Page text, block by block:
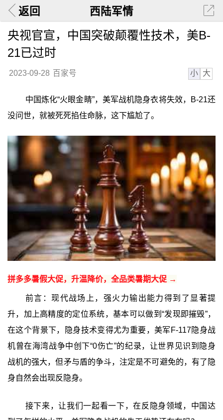
返回 西陆军情
央视官宣，中国突破颠覆性技术，美B-
21已过时
2023-09-28 百家号 小 大
中国炼化“火眼金睛”，美军战机隐身衣将失效，B-21还
没问世，就被死死掐住命脉，这下尴尬了。
拼多多暑假大促，升温降价，全品类暑期大促 →
前言：现代战场上，强火力输出能力得到了显著提
升，加上高精度的定位系统，基本可以做到“发现即摧毁”，
在这个背景下，隐身技术变得尤为重要，美军F-117隐身战
机曾在海湾战争中创下“0伤亡”的纪录，让世界见识到隐身
战机的强大，但矛与盾的争斗，注定是不可避免的，有了隐
身自然会出现反隐身。
接下来，让我们一起看一下，在反隐身领域，中国达